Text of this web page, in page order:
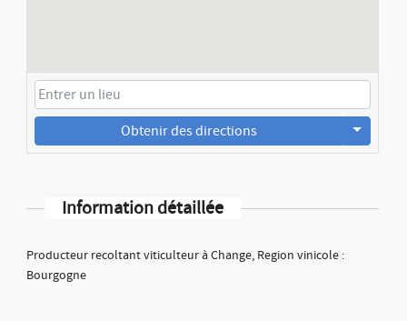
Obtenir des directions
Information détaillée
Producteur recoltant viticulteur à Change, Region vinicole :
Bourgogne